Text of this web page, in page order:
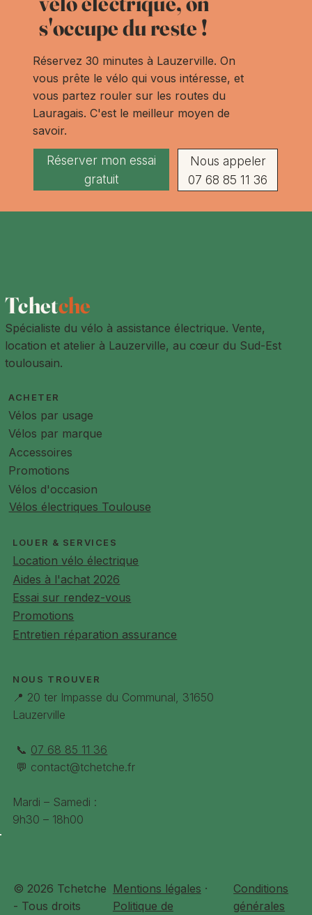
s'occupe du reste !
Réservez 30 minutes à Lauzerville. On
vous prête le vélo qui vous intéresse, et
vous partez rouler sur les routes du
Lauragais. C'est le meilleur moyen de
savoir.
Réserver mon essai
gratuit
Nous appeler
07 68 85 11 36
Tchetche
Spécialiste du vélo à assistance électrique. Vente,
location et atelier à Lauzerville, au cœur du Sud-Est
toulousain.
ACHETER
Vélos par usage
Vélos par marque
Accessoires
Promotions
Vélos d'occasion
Vélos électriques Toulouse
LOUER & SERVICES
Location vélo électrique
Aides à l'achat 2026
Essai sur rendez-vous
Promotions
Entretien réparation assurance
NOUS TROUVER
📍 20 ter Impasse du Communal, 31650
Lauzerville
📞 07 68 85 11 36
💬 contact@tchetche.fr
Mardi – Samedi :
9h30 – 18h00
© 2026 Tchetche
- Tous droits
Mentions légales ·
Politique de
Conditions
générales